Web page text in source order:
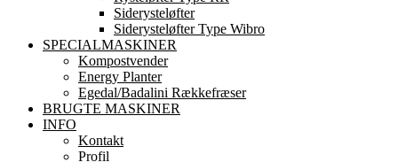
Siderysteløfter
Siderysteløfter Type Wibro
SPECIALMASKINER
Kompostvender
Energy Planter
Egedal/Badalini Rækkefræser
BRUGTE MASKINER
INFO
Kontakt
Profil